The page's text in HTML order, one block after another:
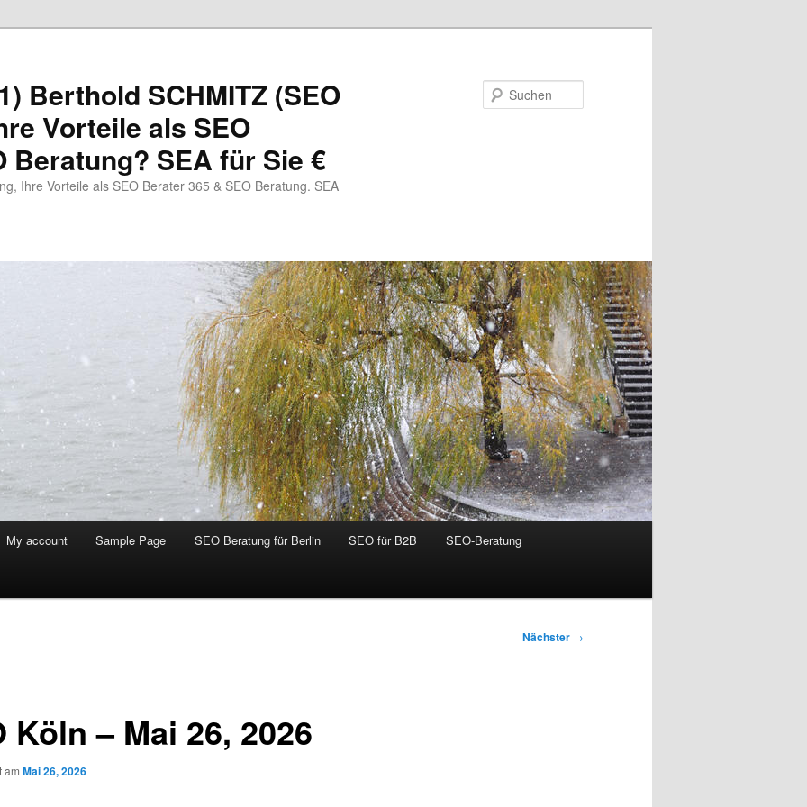
Berthold SCHMITZ (SEO
Vorteile als SEO
Beratung? SEA für Sie €
Ihre Vorteile als SEO Berater 365 & SEO Beratung. SEA
My account Sample Page SEO Beratung für Berlin SEO für B2B SEO-Beratung
Nächster →
Köln – Mai 26, 2026
am Mai 26, 2026